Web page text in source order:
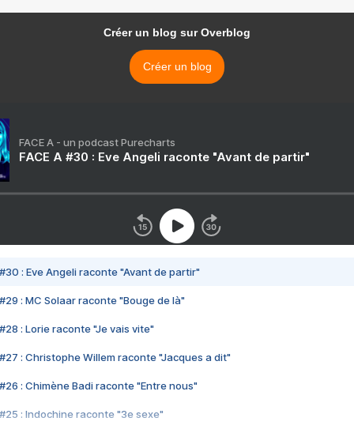
Créer un blog sur Overblog
Créer un blog
FACE A - un podcast Purecharts
FACE A #30 : Eve Angeli raconte "Avant de partir"
#30 : Eve Angeli raconte "Avant de partir"
#29 : MC Solaar raconte "Bouge de là"
#28 : Lorie raconte "Je vais vite"
#27 : Christophe Willem raconte "Jacques a dit"
#26 : Chimène Badi raconte "Entre nous"
#25 : Indochine raconte "3e sexe"